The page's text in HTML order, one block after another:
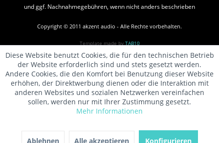
und ggf. Nachnahmegebühren, wenn nicht anders beschrieben
Copyright © 2011 akzent audio - Alle Rechte vorbehalten.
Template made by TAB10
Diese Website benutzt Cookies, die für den technischen Betrieb
der Website erforderlich sind und stets gesetzt werden.
Andere Cookies, die den Komfort bei Benutzung dieser Website
erhöhen, der Direktwerbung dienen oder die Interaktion mit
anderen Websites und sozialen Netzwerken vereinfachen
sollen, werden nur mit Ihrer Zustimmung gesetzt.
Mehr Informationen
Ablehnen Alle akzeptieren Konfigurieren